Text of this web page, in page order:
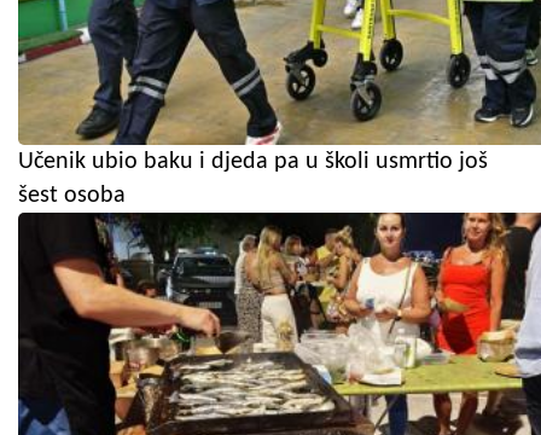
Učenik ubio baku i djeda pa u školi usmrtio još
šest osoba